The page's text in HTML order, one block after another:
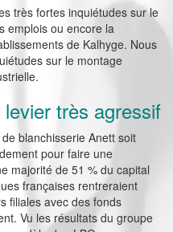
très fortes inquiétudes sur le
emplois ou encore la
de Kalhyge. Nous
sur le montage
très agressif
blanchisserie Anett soit
pour faire une
majorité de 51 % du capital
françaises rentreraient
filiales avec des fonds
Vu les résultats du groupe